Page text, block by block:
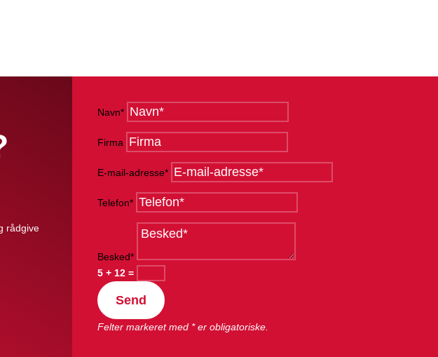
rådgive
Navn*
Firma
E-mail-adresse*
Telefon*
Besked*
5 + 12 =
Send
Felter markeret med * er obligatoriske.